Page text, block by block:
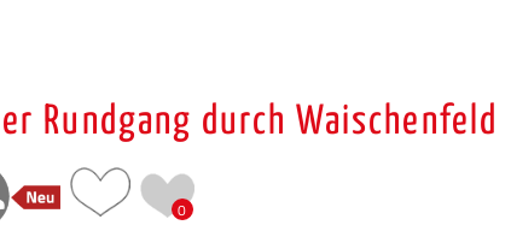
Rundgang durch Waischenfeld
0